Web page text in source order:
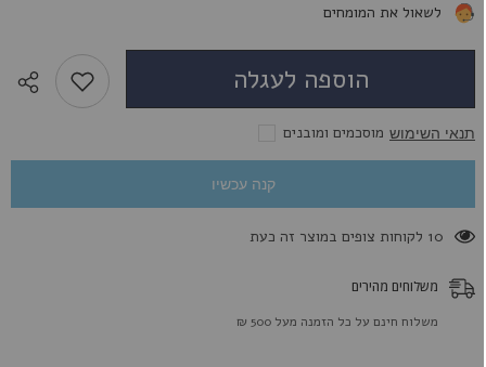
Flesh
Flesh
Eater
לשאול את המומחים
הוספה לעגלה
מוסכמים ומובנים תנאי השימוש
קנה עכשיו
193 לקוחות צופים במוצר זה כעת
משלוחים מהירים
משלוח חינם על כל הזמנה מעל 500 ₪